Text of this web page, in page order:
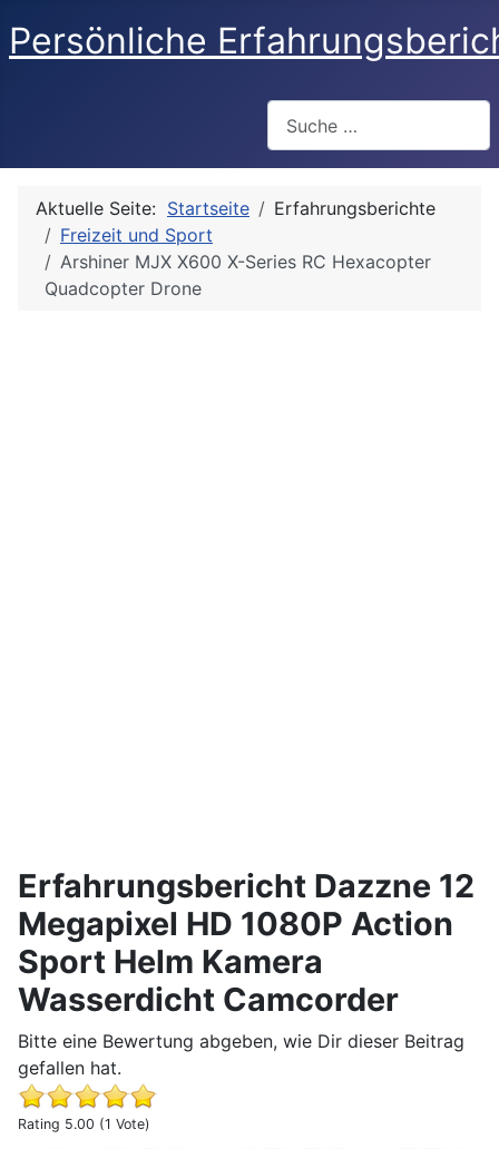
Persönliche
Aktuelle Seite: Startseite
Erfahrungsberichte
Freizeit und Sport
Arshiner MJX X600 X-Series RC Hexacopter
Quadcopter Drone
Erfahrungsbericht Dazzne 12
Megapixel HD 1080P Action
Sport Helm Kamera
Wasserdicht Camcorder
Bitte eine Bewertung abgeben, wie Dir dieser Beitrag
gefallen hat.
Rating 5.00 (1 Vote)